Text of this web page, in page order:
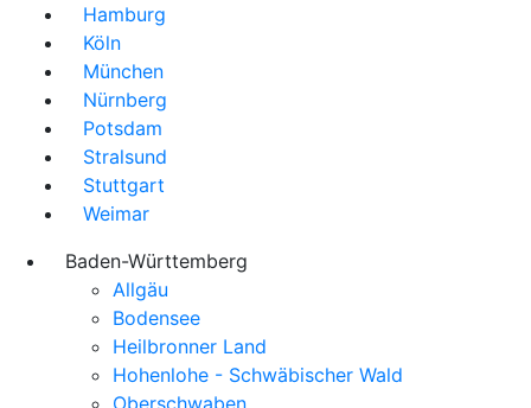
Hamburg
Köln
München
Nürnberg
Potsdam
Stralsund
Stuttgart
Weimar
Baden-Württemberg
Allgäu
Bodensee
Heilbronner Land
Hohenlohe - Schwäbischer Wald
Oberschwaben